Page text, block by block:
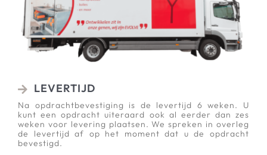
LEVERTIJD
Na opdrachtbevestiging is de levertijd 6 weken. U
kunt een opdracht uiteraard ook al eerder dan zes
weken voor levering plaatsen. We spreken in overleg
de levertijd af op het moment dat u de opdracht
bevestigd.